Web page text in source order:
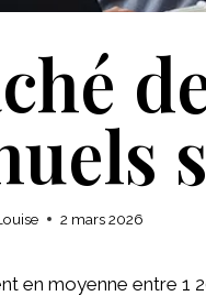
2 mars 2026
en moyenne entre 1